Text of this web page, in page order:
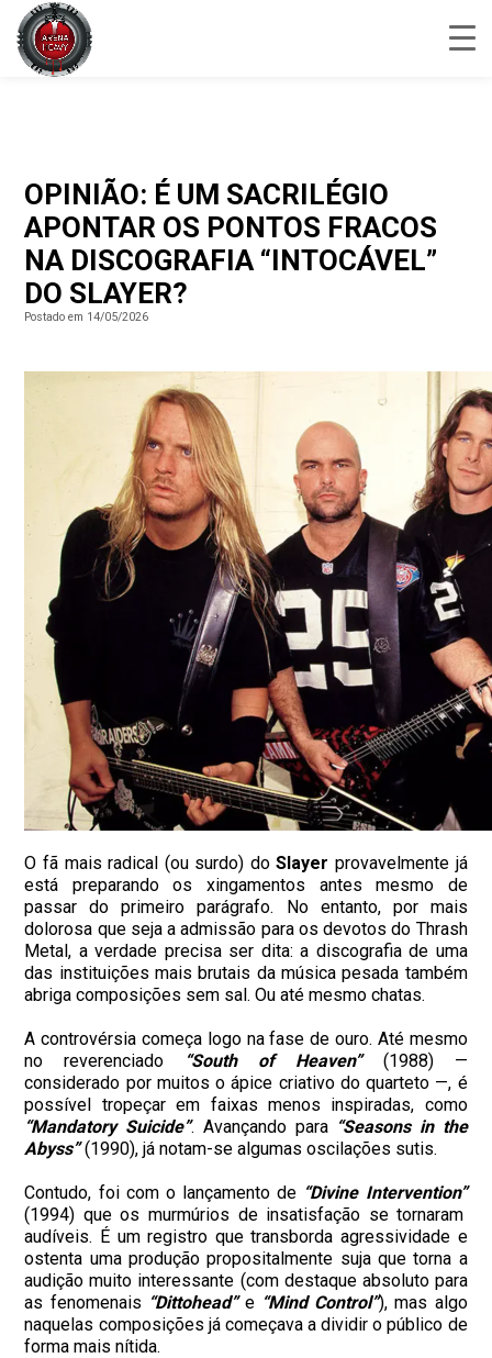
OPINIÃO: É UM SACRILÉGIO
APONTAR OS PONTOS FRACOS
NA DISCOGRAFIA “INTOCÁVEL”
DO SLAYER?
Postado em 14/05/2026
O fã mais radical (ou surdo) doSlayer provavelmente já
está preparando os xingamentos antes mesmo de
passar do primeiro parágrafo. No entanto, por mais
dolorosa que seja a admissão para os devotos do Thrash
Metal, a verdade precisa ser dita: a discografia de uma
das instituições mais brutais da música pesada também
abriga composições sem sal. Ou até mesmo chatas.
A controvérsia começa logo na fase de ouro. Até mesmo
no reverenciado
“South of Heaven”(1988) —
considerado por muitos o ápice criativo do quarteto —, é
possível tropeçar em faixas menos inspiradas, como
“Mandatory Suicide”. Avançando para “Seasons in the
Abyss”(1990), já notam-se algumas oscilações sutis.
Contudo, foi com o lançamento de “Divine Intervention”
(1994) que os murmúrios de insatisfação se tornaram
audíveis. É um registro que transborda agressividade e
ostenta uma produção propositalmente suja que torna a
audição muito interessante (com destaque absoluto para
as fenomenais “Dittohead”e “Mind Control”), mas algo
naquelas composições já começava a dividir o público de
forma mais nítida.